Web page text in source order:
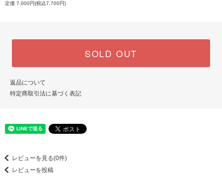
定価 7,000円(税込7,700円)
SOLD OUT
返品について
特定商取引法に基づく表記
レビューを見る(0件)
レビューを投稿